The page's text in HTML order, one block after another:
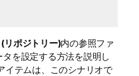
ポジトリー)内の参照ファ
を設定する方法を説明し
イテムは、このシナリオで